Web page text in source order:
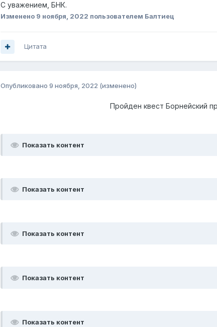
С уважением, БНК.
Изменено 9 ноября, 2022 пользователем Балтиец
Цитата
Опубликовано 9 ноября, 2022 (изменено)
Пройден квест Борнейский
Показать контент
Показать контент
Показать контент
Показать контент
Показать контент